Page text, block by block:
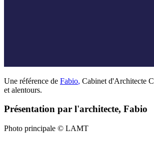
Une référence de Fabio, Cabinet d'Architecte
et alentours.
Présentation par l'architecte, Fabio
Photo principale © LAMT